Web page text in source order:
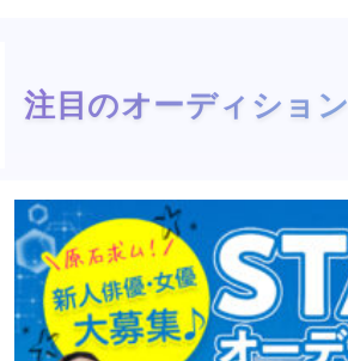
注目のオーディション